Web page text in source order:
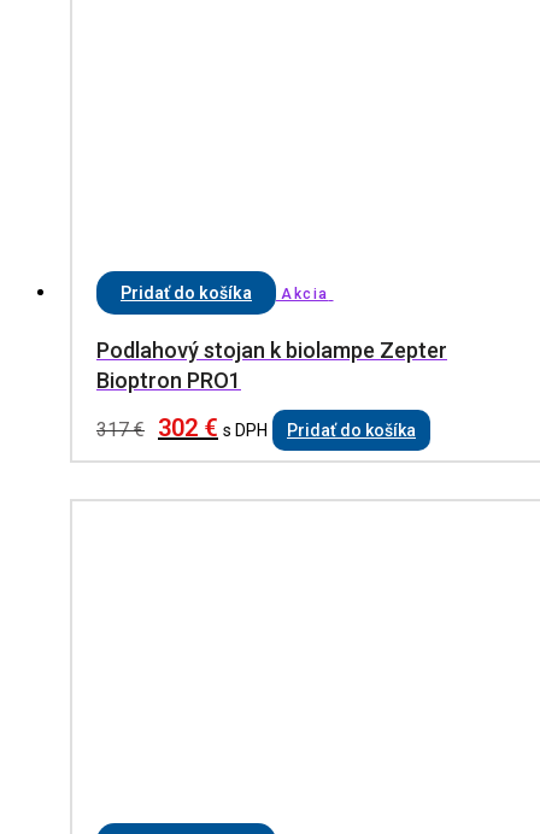
Pridať do košíka Akcia
Podlahový stojan k biolampe Zepter
Bioptron PRO1
317€ 302 € s DPH Pridať do košíka